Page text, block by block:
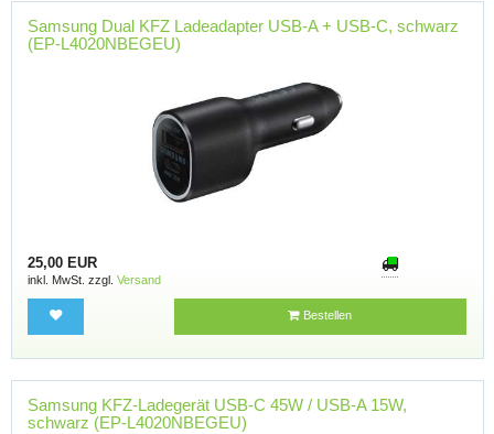
Samsung Dual KFZ Ladeadapter USB-A + USB-C, schwarz
(EP-L4020NBEGEU)
25,00 EUR
inkl. MwSt. zzgl. Versand
Bestellen
Samsung KFZ-Ladegerät USB-C 45W / USB-A 15W,
schwarz (EP-L4020NBEGEU)